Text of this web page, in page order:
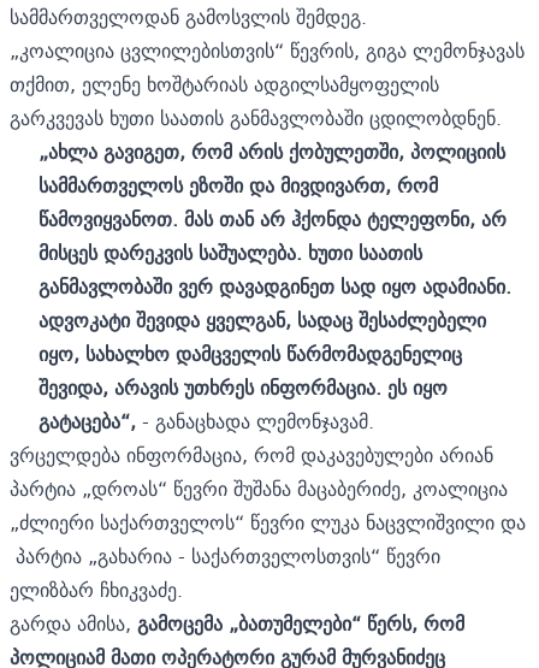
სამმართველოდან გამოსვლის შემდეგ.
„კოალიცია ცვლილებისთვის“ წევრის, გიგა ლემონჯავას
თქმით, ელენე ხოშტარიას ადგილსამყოფელის
გარკვევას ხუთი საათის განმავლობაში ცდილობდნენ.
„ახლა გავიგეთ, რომ არის ქობულეთში, პოლიციის
სამმართველოს ეზოში და მივდივართ, რომ
წამოვიყვანოთ. მას თან არ ჰქონდა ტელეფონი, არ
მისცეს დარეკვის საშუალება. ხუთი საათის
განმავლობაში ვერ დავადგინეთ სად იყო ადამიანი.
ადვოკატი შევიდა ყველგან, სადაც შესაძლებელი
იყო, სახალხო დამცველის წარმომადგენელიც
შევიდა, არავის უთხრეს ინფორმაცია. ეს იყო
გატაცება“,- განაცხადა ლემონჯავამ.
ვრცელდება ინფორმაცია, რომ დაკავებულები არიან
პარტია „დროას“ წევრი შუშანა მაცაბერიძე, კოალიცია
„ძლიერი საქართველოს“ წევრი ლუკა ნაცვლიშვილი და
პარტია „გახარია - საქართველოსთვის“ წევრი
ელიზბარ ჩხიკვაძე.
გარდა ამისა, გამოცემა „ბათუმელები“ წერს, რომ
პოლიციამ მათი ოპერატორი გურამ მურვანიძეც